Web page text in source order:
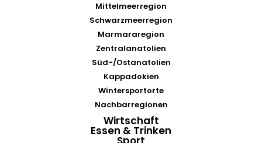
Mittelmeerregion
Schwarzmeerregion
Marmararegion
Zentralanatolien
Süd-/Ostanatolien
Kappadokien
Wintersportorte
Nachbarregionen
Wirtschaft
Essen & Trinken